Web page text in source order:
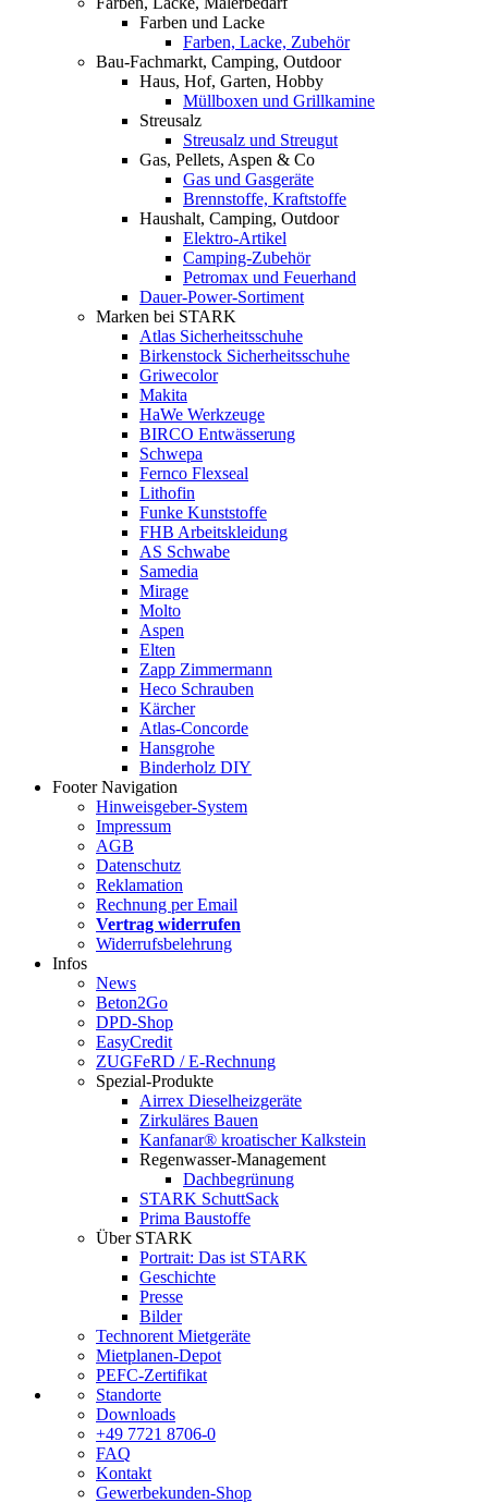
Farben und Lacke
Farben, Lacke, Zubehör
Bau-Fachmarkt, Camping, Outdoor
Haus, Hof, Garten, Hobby
Müllboxen und Grillkamine
Streusalz
Streusalz und Streugut
Gas, Pellets, Aspen & Co
Gas und Gasgeräte
Brennstoffe, Kraftstoffe
Haushalt, Camping, Outdoor
Elektro-Artikel
Camping-Zubehör
Petromax und Feuerhand
Dauer-Power-Sortiment
Marken bei STARK
Atlas Sicherheitsschuhe
Birkenstock Sicherheitsschuhe
Griwecolor
Makita
HaWe Werkzeuge
BIRCO Entwässerung
Schwepa
Fernco Flexseal
Lithofin
Funke Kunststoffe
FHB Arbeitskleidung
AS Schwabe
Samedia
Mirage
Molto
Aspen
Elten
Zapp Zimmermann
Heco Schrauben
Kärcher
Atlas-Concorde
Hansgrohe
Binderholz DIY
Footer Navigation
Hinweisgeber-System
Impressum
AGB
Datenschutz
Reklamation
Rechnung per Email
Vertrag widerrufen
Widerrufsbelehrung
Infos
News
Beton2Go
DPD-Shop
EasyCredit
ZUGFeRD / E-Rechnung
Spezial-Produkte
Airrex Dieselheizgeräte
Zirkuläres Bauen
Kanfanar® kroatischer Kalkstein
Regenwasser-Management
Dachbegrünung
STARK SchuttSack
Prima Baustoffe
Über STARK
Portrait: Das ist STARK
Geschichte
Presse
Bilder
Technorent Mietgeräte
Mietplanen-Depot
PEFC-Zertifikat
Standorte
Downloads
+49 7721 8706-0
FAQ
Kontakt
Gewerbekunden-Shop